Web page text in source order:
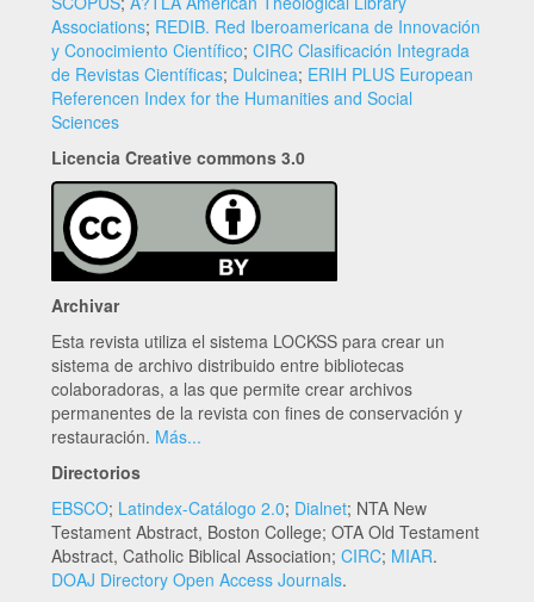
Associations; REDIB. Red Iberoamericana de Innovación
y Conocimiento Científico; CIRC Clasificación Integrada
de Revistas Científicas; Dulcinea; ERIH PLUS European
Referencen Index for the Humanities and Social
Sciences
Licencia Creative commons 3.0
Archivar
Esta revista utiliza el sistema LOCKSS para crear un
sistema de archivo distribuido entre bibliotecas
colaboradoras, a las que permite crear archivos
permanentes de la revista con fines de conservación y
restauración. Más...
Directorios
EBSCO; Latindex-Catálogo 2.0; Dialnet; NTA New
Testament Abstract, Boston College; OTA Old Testament
Abstract, Catholic Biblical Association; CIRC; MIAR.
DOAJ Directory Open Access Journals.